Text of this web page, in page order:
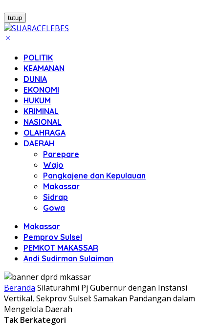
tutup
POLITIK
KEAMANAN
DUNIA
EKONOMI
HUKUM
KRIMINAL
NASIONAL
OLAHRAGA
DAERAH
Parepare
Wajo
Pangkajene dan Kepulauan
Makassar
Sidrap
Gowa
Makassar
Pemprov Sulsel
PEMKOT MAKASSAR
Andi Sudirman Sulaiman
Beranda Silaturahmi Pj Gubernur dengan Instansi
Vertikal, Sekprov Sulsel: Samakan Pandangan dalam
Mengelola Daerah
Tak Berkategori